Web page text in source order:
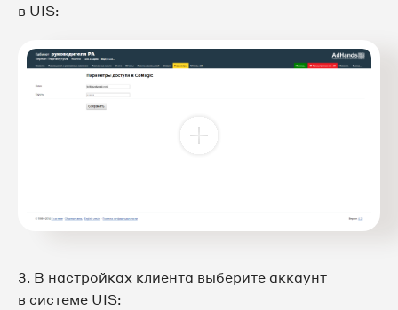
в UIS:
3. В настройках клиента выберите аккаунт
в системе UIS: